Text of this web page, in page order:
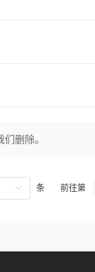
删除。
条 前往第